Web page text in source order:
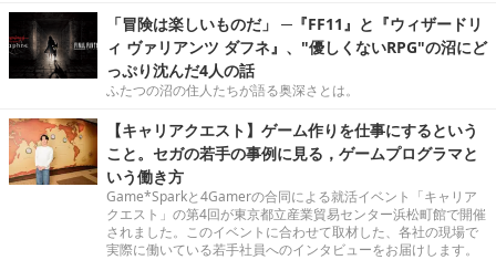
「冒険は楽しいものだ」 ─『FF11』と『ウィザードリ
ィ ヴァリアンツ ダフネ』、"優しくないRPG"の沼にど
っぷり沈んだ4人の話
ふたつの沼の住人たちが語る奥深さとは。
【キャリアクエスト】ゲーム作りを仕事にするという
こと。セガの若手の事例に見る，ゲームプログラマと
いう働き方
Game*Sparkと4Gamerの合同による就活イベント「キャリア
クエスト」の第4回が東京都立産業貿易センター浜松町館で開催
されました。このイベントに合わせて取材した、各社の現場で
実際に働いている若手社員へのインタビューをお届けします。